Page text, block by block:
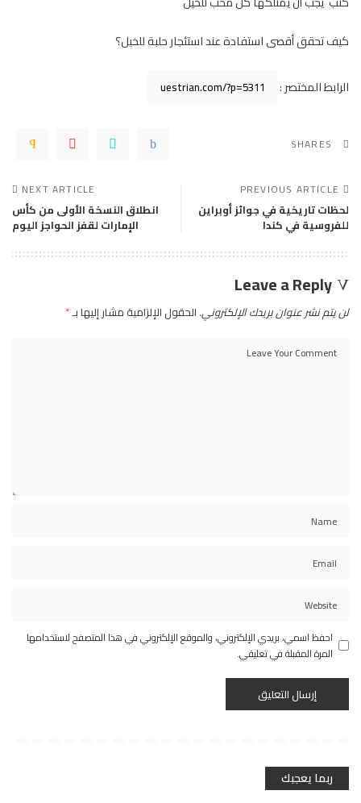
كيف تحقق أقصى استفادة عند استئجار حلبة للخيل؟
الرابط المختصر :
SHARES
PREVIOUS ARTICLE
لحظات تاريخية في جوائز أوبراين
للفروسية في كندا
NEXT ARTICLE
انطلاق النسخة الأولى من كأس
الإمارات لقفز الحواجز اليوم
Leave a Reply
لن يتم نشر عنوان بريدك الإلكتروني. الحقول الإلزامية مشار إليها بـ*
احفظ اسمي، بريدي الإلكتروني، والموقع الإلكتروني في هذا المتصفح لاستخدامها
المرة المقبلة في تعليقي.
ربما يعجبك